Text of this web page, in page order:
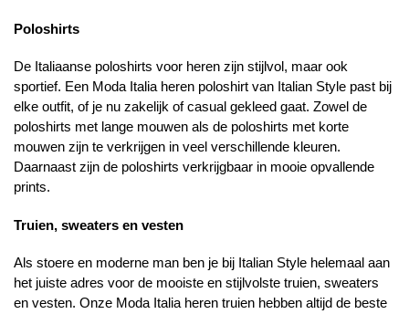
Poloshirts
De Italiaanse poloshirts voor heren zijn stijlvol, maar ook
sportief. Een Moda Italia heren poloshirt van Italian Style past bij
elke outfit, of je nu zakelijk of casual gekleed gaat. Zowel de
poloshirts met lange mouwen als de poloshirts met korte
mouwen zijn te verkrijgen in veel verschillende kleuren.
Daarnaast zijn de poloshirts verkrijgbaar in mooie opvallende
prints.
Truien, sweaters en vesten
Als stoere en moderne man ben je bij Italian Style helemaal aan
het juiste adres voor de mooiste en stijlvolste truien, sweaters
en vesten. Onze Moda Italia heren truien hebben altijd de beste